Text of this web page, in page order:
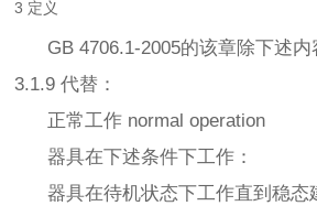
3 定义
GB 4706.1-2005的该章除下述内
3.1.9 代替：
正常工作 normal operation
器具在下述条件下工作：
器具在待机状态下工作直到稳态